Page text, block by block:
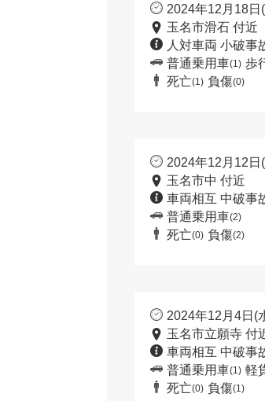
2024年12月18日
玉名市滑石 付近
人対車両 小破事
普通乗用車(1) 歩
死亡(1) 負傷(0)
2024年12月12日
玉名市中 付近
車両相互 中破事
普通乗用車(2)
死亡(0) 負傷(2)
2024年12月4日(
玉名市立願寺 付
車両相互 中破事
普通乗用車(1) 軽
死亡(0) 負傷(1)